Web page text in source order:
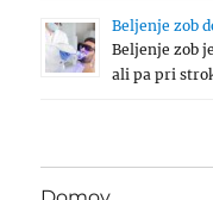
Beljenje zob
Beljenje zob
ali pa pri